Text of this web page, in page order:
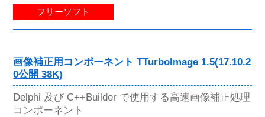
フリーソフト
画像補正用コンポーネント TTurboImage 1.5(17.10.2
0公開 38K)
Delphi 及び C++Builder で使用する高速画像補正処理
コンポーネント